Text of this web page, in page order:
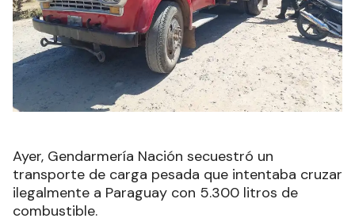
Ayer, Gendarmería Nación secuestró un
transporte de carga pesada que intentaba cruzar
ilegalmente a Paraguay con 5.300 litros de
combustible.